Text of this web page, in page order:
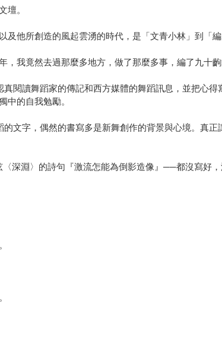
壇。
及他所創造的風起雲湧的時代，是「文青小林」到「
，我竟然去過那麼多地方，做了那麼多事，編了九
閱讀舞蹈家的傳記和西方媒體的舞蹈訊息，並把心
中的自我勉勵。
文字，偶然的書寫多是新舞創作的背景與心境。真
〈深淵〉的詩句『激流怎能為倒影造像』──都沒寫